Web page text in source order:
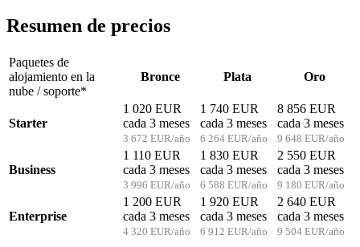
Resumen de precios
Paquetes de
alojamiento en la
nube / soporte*
Bronce Plata Oro
Starter
1 020 EUR
cada 3 meses
3 672 EUR/año
1 740 EUR
cada 3 meses
6 264 EUR/año
8 856 EUR
cada 3 meses
9 648 EUR/año
Business
1 110 EUR
cada 3 meses
3 996 EUR/año
1 830 EUR
cada 3 meses
6 588 EUR/año
2 550 EUR
cada 3 meses
9 180 EUR/año
Enterprise
1 200 EUR
cada 3 meses
4 320 EUR/año
1 920 EUR
cada 3 meses
6 912 EUR/año
2 640 EUR
cada 3 meses
9 504 EUR/año